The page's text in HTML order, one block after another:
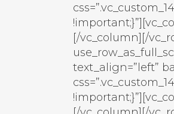
[/vc_column][/
text_align=”left”